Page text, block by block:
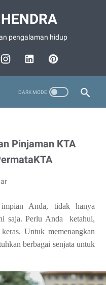
pengalaman hidup
Pinjaman KTA
Anda, tidak hanya
saja. Perlu Anda ketahui,
Untuk memenangkan
berbagai senjata untuk